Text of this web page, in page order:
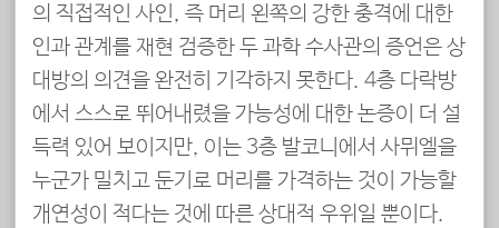
의 직접적인 사인, 즉 머리 왼쪽의 강한 충격에 대한
인과 관계를 재현 검증한 두 과학 수사관의 증언은 상
대방의 의견을 완전히 기각하지 못한다. 4층 다락방
에서 스스로 뛰어내렸을 가능성에 대한 논증이 더 설
득력 있어 보이지만, 이는 3층 발코니에서 사뮈엘을
누군가 밀치고 둔기로 머리를 가격하는 것이 가능할
개연성이 적다는 것에 따른 상대적 우위일 뿐이다.